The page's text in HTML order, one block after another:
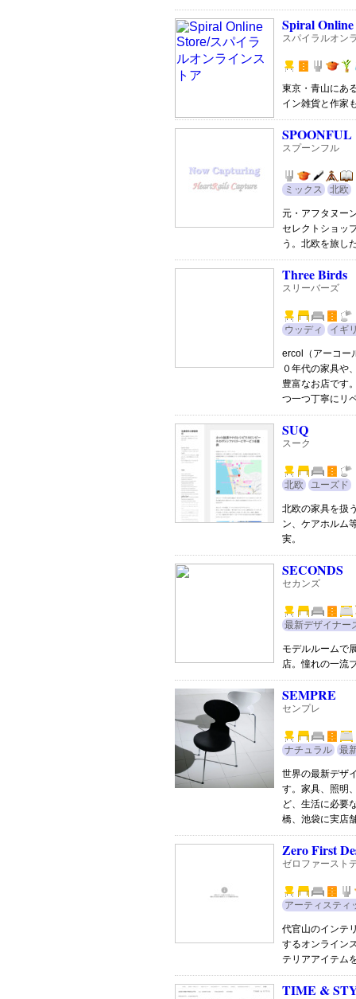
Spiral
スパイラルオン
東京・青山にあ
イン雑貨と作家
SPOONFUL
スプーンフル
ミックス 北欧
元・アフタヌー
セレクトショッ
う。北欧を旅し
Three Birds
スリーバーズ
ウッディ イギ
ercol（アーコー
０年代の家具や
豊富なお店です
つ一つ丁寧にリ
SUQ
スーク
北欧 ユーズド
北欧の家具を扱
ン、ケアホルム
実。
SECONDS
セカンズ
最新デザイナー
モデルルームで
店。憧れの一流
SEMPRE
センプレ
ナチュラル 最
世界の最新デザ
す。家具、照明
ど、生活に必要
橋、池袋に実店
Zero First
ゼロファースト
アーティスティ
代官山のインテ
するオンライン
テリアアイテム
TIME &